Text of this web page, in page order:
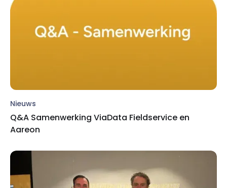
Nieuws
Q&A Samenwerking ViaData Fieldservice en
Aareon